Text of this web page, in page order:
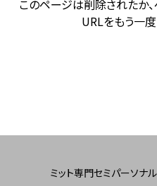
このページは削除されたか
URLをもう一度
ミット専門セミパーソナ